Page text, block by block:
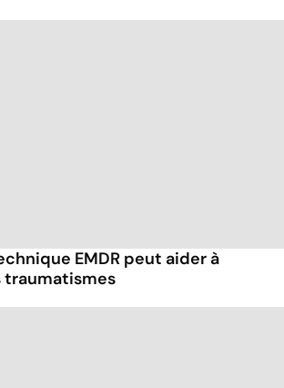
EMDR peut aider à
traumatismes